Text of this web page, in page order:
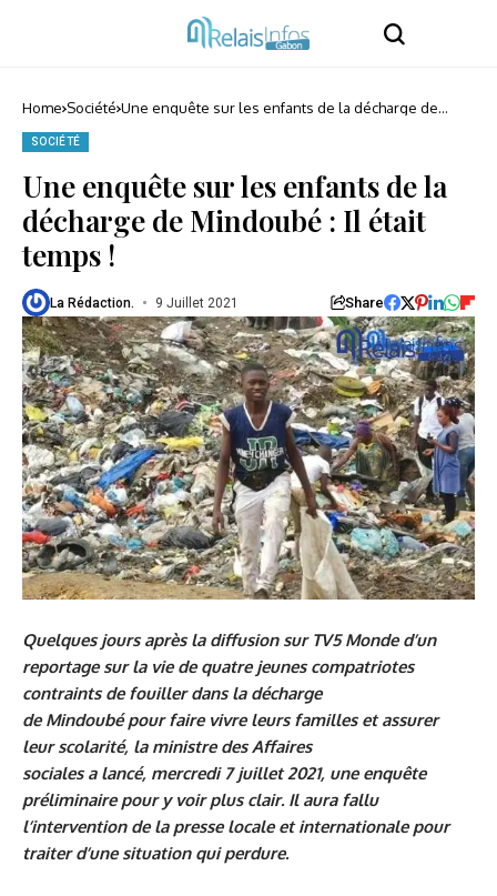
Home Société Une enquête sur les enfants de la décharge de
SOCIÉTÉ
Une enquête sur les enfants de la
décharge de Mindoubé : Il était
temps !
La Rédaction. 9 Juillet 2021 Share
Quelques jours après la diffusion sur TV5 Monde d’un
reportage sur la vie de quatre jeunes compatriotes
contraints de fouiller dans la décharge
de Mindoubé pour faire vivre leurs familles et assurer
leur scolarité, la ministre des Affaires
sociales a lancé, mercredi 7 juillet 2021, une enquête
préliminaire pour y voir plus clair. Il aura fallu
l’intervention de la presse locale et internationale pour
traiter d’une situation qui perdure.